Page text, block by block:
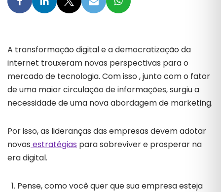
A transformação digital e a democratização da
internet trouxeram novas perspectivas para o
mercado de tecnologia. Com isso , junto com o fator
de uma maior circulação de informações, surgiu a
necessidade de uma nova abordagem de marketing.
Por isso, as lideranças das empresas devem adotar
novas estratégias para sobreviver e prosperar na
era digital.
Pense, como você quer que sua empresa esteja